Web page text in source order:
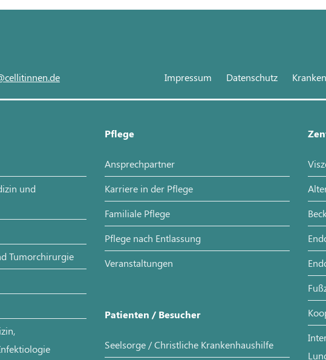
Impressum Datenschutz
und
Tumorchirurgie
Pflege
Ansprechpartner
Karriere in der Pflege
Familiale Pflege
Pflege nach Entlassung
Veranstaltungen
Patienten / Besucher
Seelsorge / Christliche Krankenhaushilfe